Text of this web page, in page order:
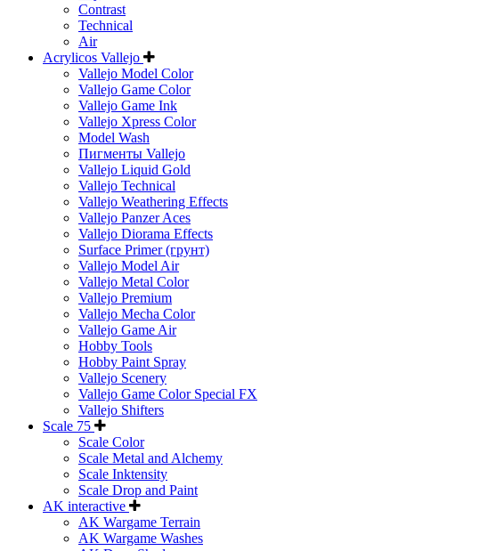
Contrast
Technical
Air
Acrylicos Vallejo
Vallejo Model Color
Vallejo Game Color
Vallejo Game Ink
Vallejo Xpress Color
Model Wash
Пигменты Vallejo
Vallejo Liquid Gold
Vallejo Technical
Vallejo Weathering Effects
Vallejo Panzer Aces
Vallejo Diorama Effects
Surface Primer (грунт)
Vallejo Model Air
Vallejo Metal Color
Vallejo Premium
Vallejo Mecha Color
Vallejo Game Air
Hobby Tools
Hobby Paint Spray
Vallejo Scenery
Vallejo Game Color Special FX
Vallejo Shifters
Scale 75
Scale Color
Scale Metal and Alchemy
Scale Inktensity
Scale Drop and Paint
AK interactive
AK Wargame Terrain
AK Wargame Washes